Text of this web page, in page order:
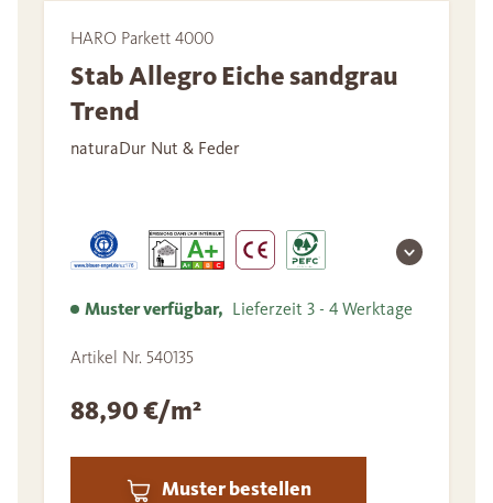
HARO Parkett 4000
Stab Allegro Eiche sandgrau
Trend
naturaDur Nut & Feder
Muster verfügbar, Lieferzeit 3 - 4 Werktage
Artikel Nr. 540135
88,90 €/m²
Muster bestellen